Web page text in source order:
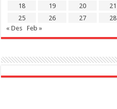
18
19 20 21
25
26 27 28
« Des
Feb »